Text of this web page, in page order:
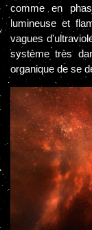
comme en
lumineuse et
vagues
système très
organique de se